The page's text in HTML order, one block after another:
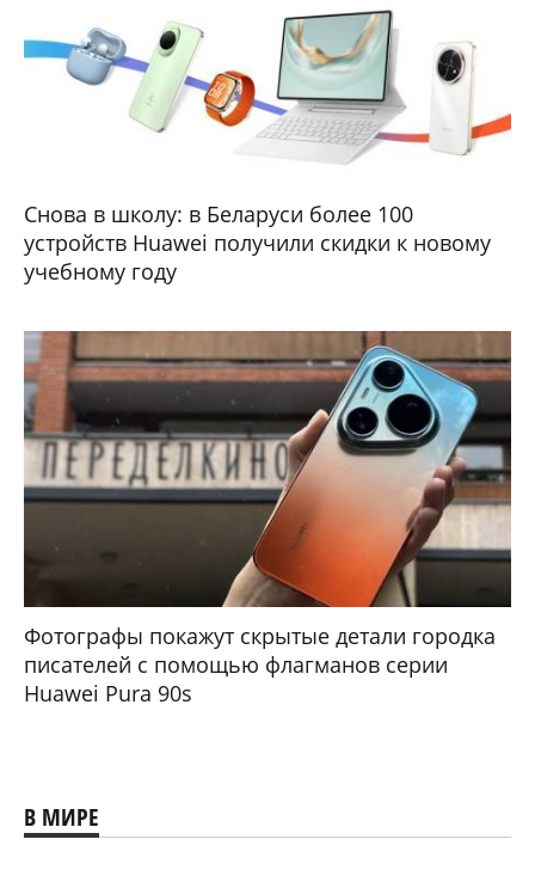
Снова в школу: в Беларуси более 100
устройств Huawei получили скидки к новому
учебному году
Фотографы покажут скрытые детали городка
писателей с помощью флагманов серии
Huawei Pura 90s
В МИРЕ